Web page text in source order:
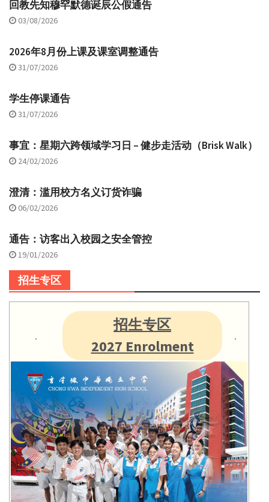
回教先知穆罕默德诞辰公假通告
03/08/2026
2026年8月份上课及课室调整通告
31/07/2026
学生停课通告
31/07/2026
事宜：星期六跨领域学习日 – 健步走活动（Brisk Walk）
24/02/2026
澄清：滥用校方名义订货诈骗
06/02/2026
通告：访客出入校园之安全管控
19/01/2026
招生专区
招生专区
2027 Enrolment